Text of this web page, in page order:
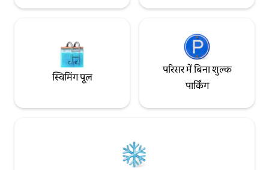
स्विमिंग पूल
परिसर में बिना शुल्क
पार्किंग